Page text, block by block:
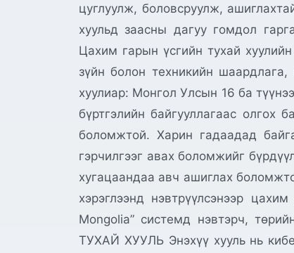
цуглуулж, боловсруулж,
хуульд заасны дагуу гомдол
Цахим гарын үсгийн тухай
зүйн болон техникийн
хуулиар: Монгол Улсын 16 ба
бүртгэлийн байгууллагаас олгох
боломжтой. Харин гадаадад
гэрчилгээг авах боломжийг
хугацаандаа авч ашиглах
хэрэглээнд нэвтрүүлсэнээр
Mongolia” системд нэвтэрч,
ТУХАЙ ХУУЛЬ Энэхүү хууль нь